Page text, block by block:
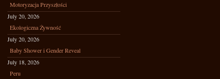
Motoryzacja Przyszłości
July 20, 2026
Ekologiczna Żywność
July 20, 2026
Baby Shower i Gender Reveal
July 18, 2026
Peru